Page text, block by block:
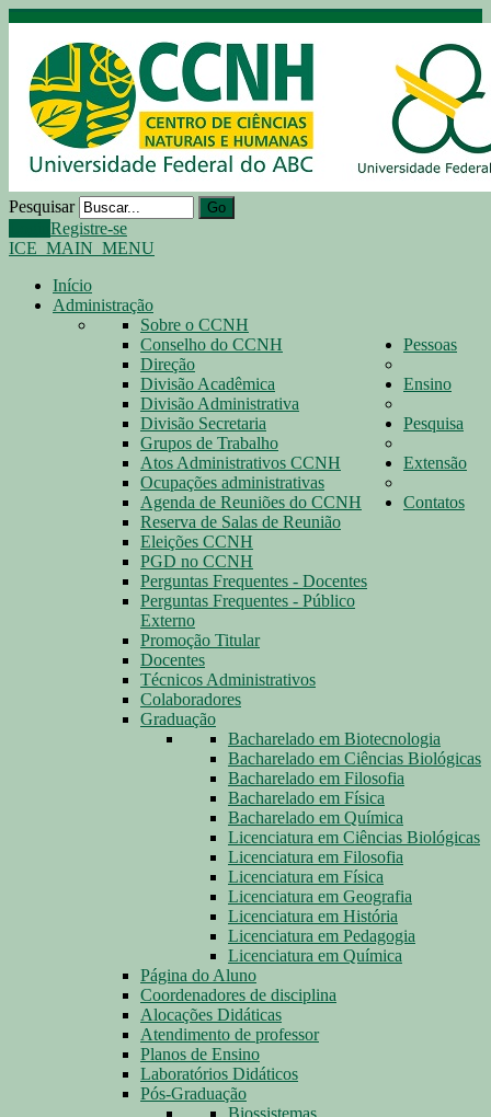
Pesquisar Go
Registre-se
ICE_MAIN_MENU
Início
Administração
Sobre o CCNH
Conselho do CCNH
Direção
Divisão Acadêmica
Divisão Administrativa
Divisão Secretaria
Grupos de Trabalho
Atos Administrativos CCNH
Ocupações administrativas
Agenda de Reuniões do CCNH
Reserva de Salas de Reunião
Eleições CCNH
PGD no CCNH
Perguntas Frequentes - Docentes
Perguntas Frequentes - Público
Externo
Promoção Titular
Pessoas
Docentes
Técnicos Administrativos
Colaboradores
Ensino
Graduação
Bacharelado em Biotecnologia
Bacharelado em Ciências Biológicas
Bacharelado em Filosofia
Bacharelado em Física
Bacharelado em Química
Licenciatura em Ciências Biológicas
Licenciatura em Filosofia
Licenciatura em Física
Licenciatura em Geografia
Licenciatura em História
Licenciatura em Pedagogia
Licenciatura em Química
Página do Aluno
Coordenadores de disciplina
Alocações Didáticas
Atendimento de professor
Planos de Ensino
Laboratórios Didáticos
Pós-Graduação
Biossistemas
Pesquisa
Extensão
Contatos